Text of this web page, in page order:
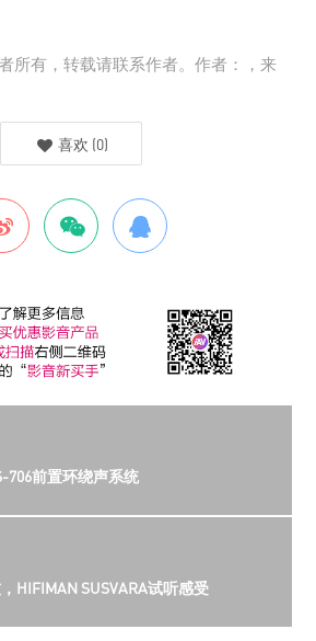
所有，转载请联系作者。作者：，来
喜欢 (0)
706前置环绕声系统
HIFIMAN SUSVARA试听感受